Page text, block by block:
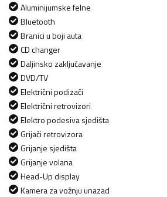
Aluminijumske felne
Bluetooth
Branici u boji auta
CD changer
Daljinsko zaključavanje
DVD/TV
Električni podizači
Električni retrovizori
Elektro podesiva sjedišta
Grijači retrovizora
Grijanje sjedišta
Grijanje volana
Head-Up display
Kamera za vožnju unazad